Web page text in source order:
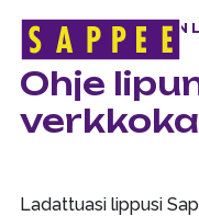
Päävalikko
ETUSIVU > OHJE LIPUN
Ohje
Ladattuasi lippusi